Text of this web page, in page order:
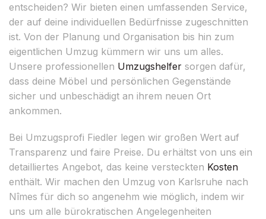
entscheiden? Wir bieten einen umfassenden Service,
der auf deine individuellen Bedürfnisse zugeschnitten
ist. Von der Planung und Organisation bis hin zum
eigentlichen Umzug kümmern wir uns um alles.
Unsere professionellen Umzugshelfer sorgen dafür,
dass deine Möbel und persönlichen Gegenstände
sicher und unbeschädigt an ihrem neuen Ort
ankommen.
Bei Umzugsprofi Fiedler legen wir großen Wert auf
Transparenz und faire Preise. Du erhältst von uns ein
detailliertes Angebot, das keine versteckten Kosten
enthält. Wir machen den Umzug von Karlsruhe nach
Nîmes für dich so angenehm wie möglich, indem wir
uns um alle bürokratischen Angelegenheiten